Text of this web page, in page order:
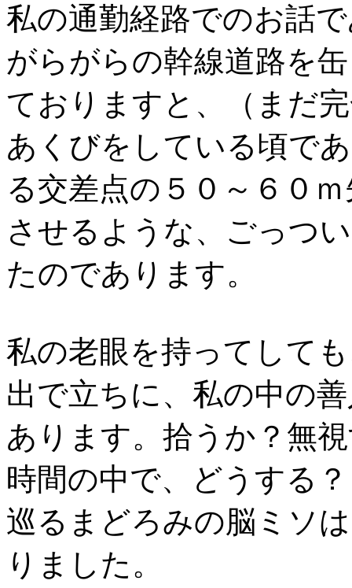
私の通勤経路でのお話
がらがらの幹線道路を
ておりますと、（まだ
あくびをしている頃で
る交差点の５０～６０
させるような、ごっつ
たのであります。
私の老眼を持ってして
出で立ちに、私の中の
あります。拾うか？無
時間の中で、どうする
巡るまどろみの脳ミソ
りました。